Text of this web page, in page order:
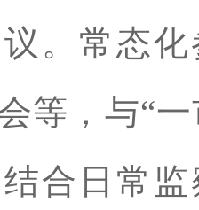
。常态
等，与“
合日常